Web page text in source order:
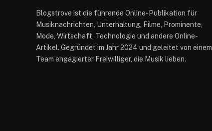
Blogstrove ist die führende Online-Publikation für
Musiknachrichten, Unterhaltung, Filme, Prominente,
Mode, Wirtschaft, Technologie und andere Online-
Artikel. Gegründet im Jahr 2024 und geleitet von einem
Team engagierter Freiwilliger, die Musik lieben.